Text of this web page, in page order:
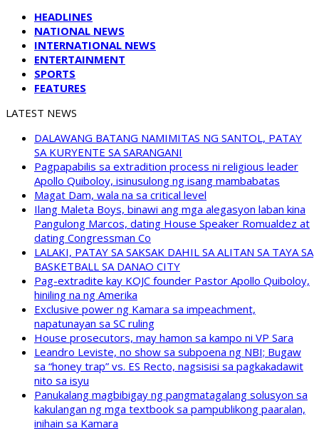
HEADLINES
NATIONAL NEWS
INTERNATIONAL NEWS
ENTERTAINMENT
SPORTS
FEATURES
LATEST NEWS
DALAWANG BATANG NAMIMITAS NG SANTOL, PATAY
SA KURYENTE SA SARANGANI
Pagpapabilis sa extradition process ni religious leader
Apollo Quiboloy, isinusulong ng isang mambabatas
Magat Dam, wala na sa critical level
Ilang Maleta Boys, binawi ang mga alegasyon laban kina
Pangulong Marcos, dating House Speaker Romualdez at
dating Congressman Co
LALAKI, PATAY SA SAKSAK DAHIL SA ALITAN SA TAYA SA
BASKETBALL SA DANAO CITY
Pag-extradite kay KOJC founder Pastor Apollo Quiboloy,
hiniling na ng Amerika
Exclusive power ng Kamara sa impeachment,
napatunayan sa SC ruling
House prosecutors, may hamon sa kampo ni VP Sara
Leandro Leviste, no show sa subpoena ng NBI; Bugaw
sa “honey trap” vs. ES Recto, nagsisisi sa pagkakadawit
nito sa isyu
Panukalang magbibigay ng pangmatagalang solusyon sa
kakulangan ng mga textbook sa pampublikong paaralan,
inihain sa Kamara